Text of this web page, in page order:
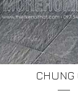
BIỆT